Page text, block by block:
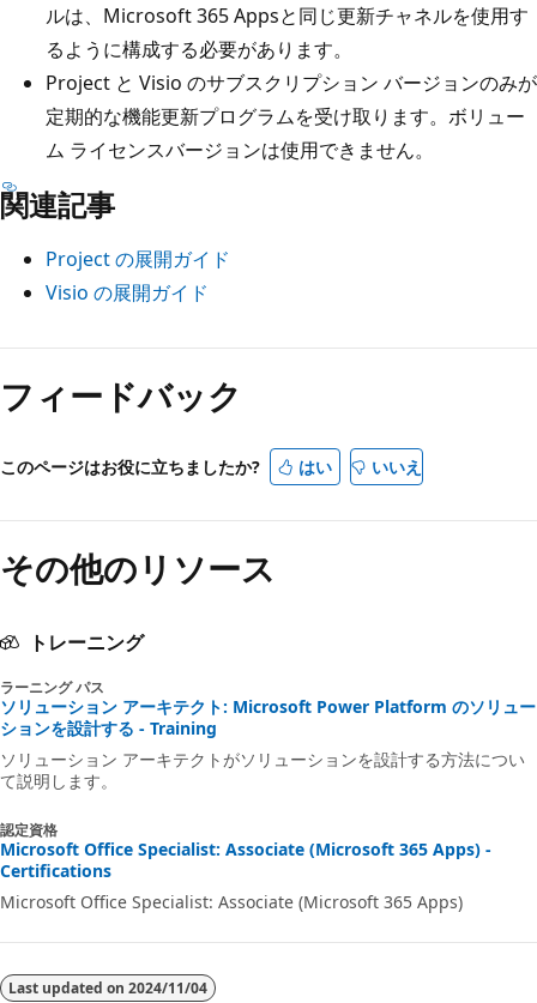
ルは、Microsoft 365 Appsと同じ更新チャネルを使用す
るように構成する必要があります。
Project と Visio のサブスクリプション バージョンのみが
定期的な機能更新プログラムを受け取ります。ボリュー
ム ライセンスバージョンは使用できません。
関連記事
Project の展開ガイド
Visio の展開ガイド
フィードバック
このページはお役に立ちましたか? はい いいえ
その他のリソース
トレーニング
ラーニング パス
ソリューション アーキテクト: Microsoft Power Platform のソリュー
ションを設計する - Training
ソリューション アーキテクトがソリューションを設計する方法につい
て説明します。
認定資格
Microsoft Office Specialist: Associate (Microsoft 365 Apps) -
Certifications
Microsoft Office Specialist: Associate (Microsoft 365 Apps)
Last updated on 2024/11/04